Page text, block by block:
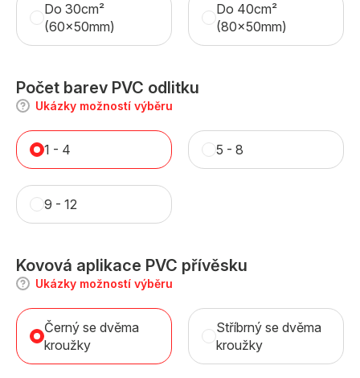
Do 30cm²
(60x50mm)
Do 40cm²
(80x50mm)
Počet barev PVC odlitku
Ukázky možností výběru
1 - 4 5 - 8
9 - 12
Kovová aplikace PVC přívěsku
Ukázky možností výběru
Černý se dvěma
kroužky
Stříbrný se dvěma
kroužky